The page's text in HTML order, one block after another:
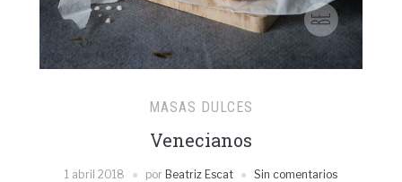
MASAS DULCES
Venecianos
1 abril 2018 por Beatriz Escat Sin comentarios